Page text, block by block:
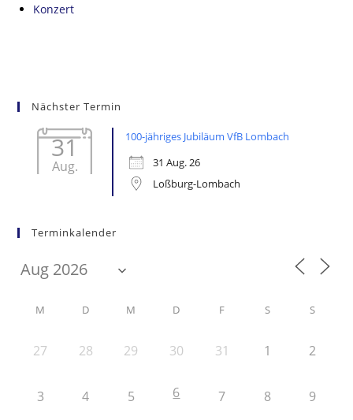
Konzert
Nächster Termin
31
Aug.
100-jähriges Jubiläum VfB Lombach
31 Aug. 26
Loßburg-Lombach
Terminkalender
M D M D F S S
27 28 29 30 31 1 2
3 4 5 6 7 8 9